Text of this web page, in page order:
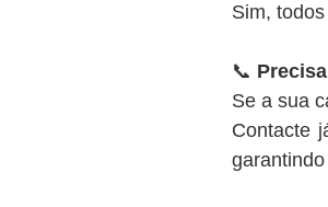
Sim,
📞
Se a sua
Contacte
garantindo